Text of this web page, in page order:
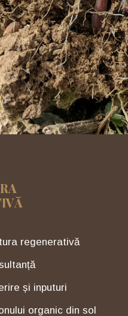
regenerativă
și inputuri
organic din sol